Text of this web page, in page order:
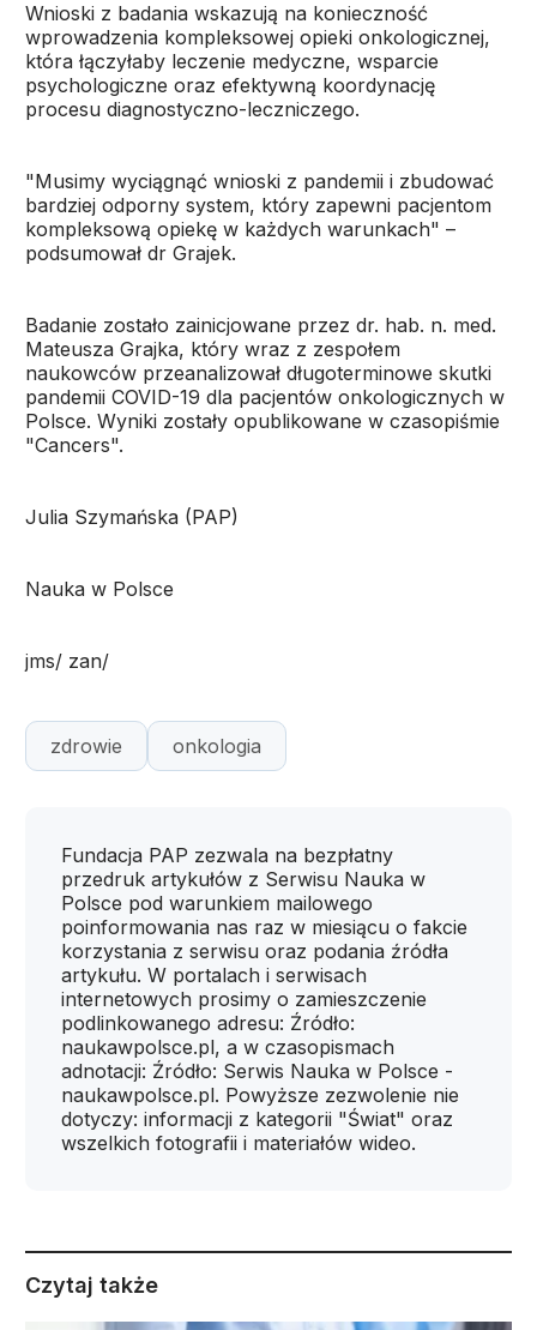
Wnioski z badania wskazują na konieczność
wprowadzenia kompleksowej opieki onkologicznej,
która łączyłaby leczenie medyczne, wsparcie
psychologiczne oraz efektywną koordynację
procesu diagnostyczno-leczniczego.
"Musimy wyciągnąć wnioski z pandemii i zbudować
bardziej odporny system, który zapewni pacjentom
kompleksową opiekę w każdych warunkach" –
podsumował dr Grajek.
Badanie zostało zainicjowane przez dr. hab. n. med.
Mateusza Grajka, który wraz z zespołem
naukowców przeanalizował długoterminowe skutki
pandemii COVID-19 dla pacjentów onkologicznych w
Polsce. Wyniki zostały opublikowane w czasopiśmie
"Cancers".
Julia Szymańska (PAP)
Nauka w Polsce
jms/ zan/
zdrowie onkologia
Fundacja PAP zezwala na bezpłatny
przedruk artykułów z Serwisu Nauka w
Polsce pod warunkiem mailowego
poinformowania nas raz w miesiącu o fakcie
korzystania z serwisu oraz podania źródła
artykułu. W portalach i serwisach
internetowych prosimy o zamieszczenie
podlinkowanego adresu: Źródło:
naukawpolsce.pl, a w czasopismach
adnotacji: Źródło: Serwis Nauka w Polsce -
naukawpolsce.pl. Powyższe zezwolenie nie
dotyczy: informacji z kategorii "Świat" oraz
wszelkich fotografii i materiałów wideo.
Czytaj także